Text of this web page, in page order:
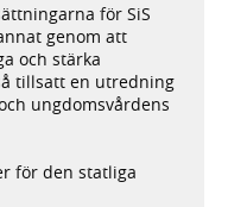
för SiS
genom att
och stärka
tillsatt en utredning
ungdomsvårdens
för den statliga